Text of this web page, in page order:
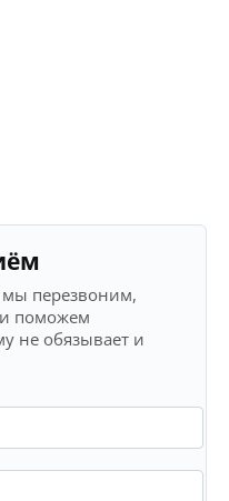
перезвоним,
поможем
не обязывает и